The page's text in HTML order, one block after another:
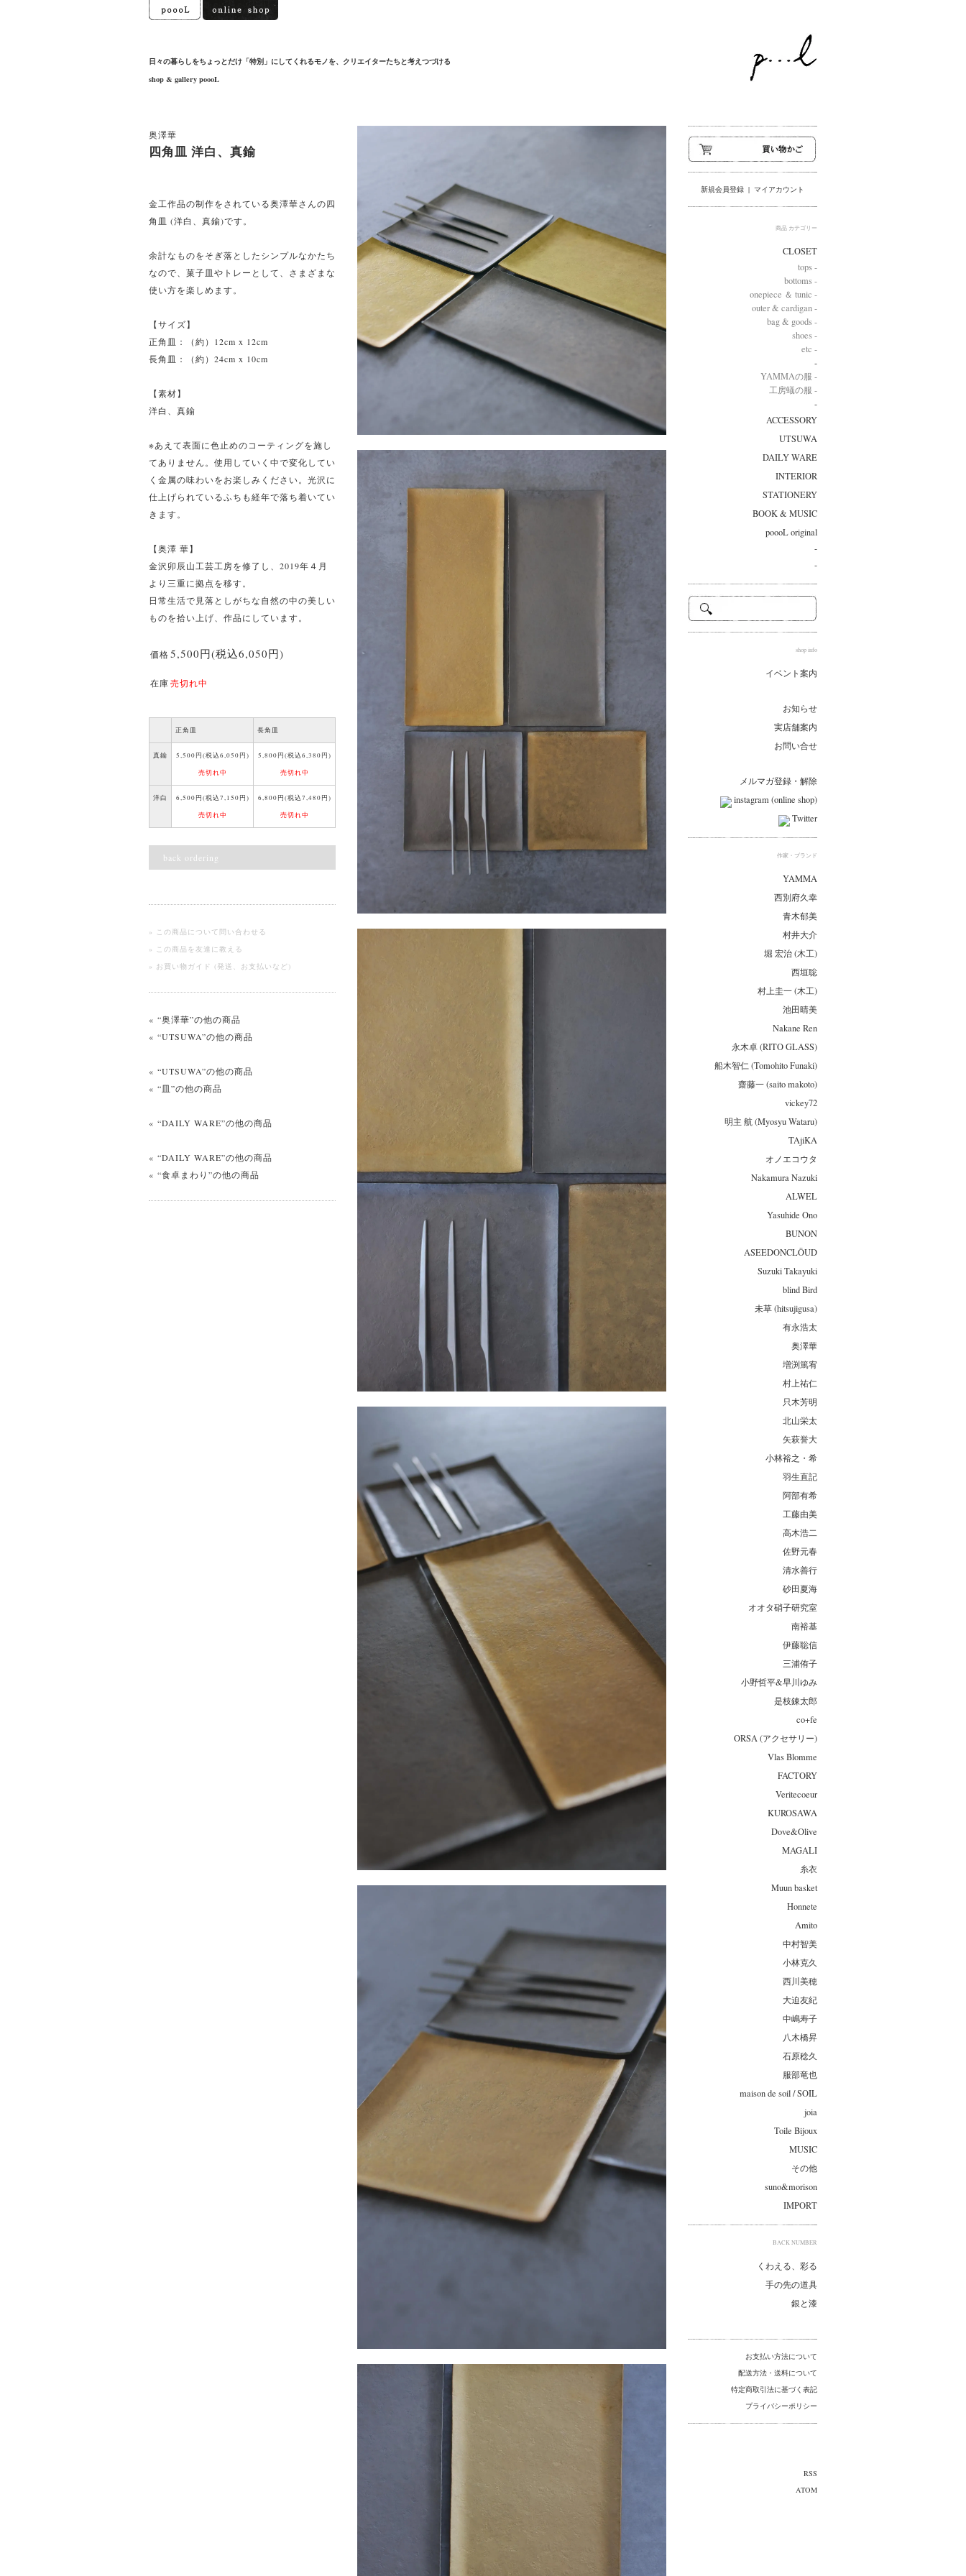
日々の暮らしをちょっとだけ「特別」にしてくれるモノを、クリエイターたちと考えつづける
shop & gallery poooL
奥澤華
四角皿 洋白、真鍮
金工作品の制作をされている奥澤華さんの四
角皿 (洋白、真鍮)です。
余計なものをそぎ落としたシンプルなかたち
なので、菓子皿やトレーとして、さまざまな
使い方を楽しめます。
【サイズ】
正角皿：（約）12cm x 12cm
長角皿：（約）24cm x 10cm
【素材】
洋白、真鍮
※あえて表面に色止めのコーティングを施し
てありません。使用していく中で変化してい
く金属の味わいをお楽しみください。光沢に
仕上げられているふちも経年で落ち着いてい
きます。
【奥澤 華】
金沢卯辰山工芸工房を修了し、2019年４月
より三重に拠点を移す。
日常生活で見落としがちな自然の中の美しい
ものを拾い上げ、作品にしています。
価格5,500円(税込6,050円)
在庫売切れ中
正角皿 長角皿
真鍮
5,500円(税込6,050円)
売切れ中
5,800円(税込6,380円)
売切れ中
洋白
6,500円(税込7,150円)
売切れ中
6,800円(税込7,480円)
売切れ中
back ordering
» この商品について問い合わせる
» この商品を友達に教える
» お買い物ガイド (発送、お支払いなど)
« “奥澤華”の他の商品
« “UTSUWA”の他の商品
« “UTSUWA”の他の商品
« “皿”の他の商品
« “DAILY WARE”の他の商品
« “DAILY WARE”の他の商品
« “食卓まわり”の他の商品
新規会員登録 | マイアカウント
商品 カテゴリー
CLOSET
tops -
bottoms -
onepiece ＆ tunic -
outer & cardigan -
bag & goods -
shoes -
etc -
-
YAMMAの服 -
工房蟻の服 -
-
ACCESSORY
UTSUWA
DAILY WARE
INTERIOR
STATIONERY
BOOK & MUSIC
poooL original
-
-
shop info
イベント案内
お知らせ
実店舗案内
お問い合せ
メルマガ登録・解除
instagram (online shop)
Twitter
作家・ブランド
YAMMA
西別府久幸
青木郁美
村井大介
堀 宏治 (木工)
西垣聡
村上圭一 (木工)
池田晴美
Nakane Ren
永木卓 (RITO GLASS)
船木智仁 (Tomohito Funaki)
齋藤一 (saito makoto)
vickey72
明主 航 (Myosyu Wataru)
TAjiKA
オノエコウタ
Nakamura Nazuki
ALWEL
Yasuhide Ono
BUNON
ASEEDONCLÖUD
Suzuki Takayuki
blind Bird
未草 (hitsujigusa)
有永浩太
奥澤華
増渕篤宥
村上祐仁
只木芳明
北山栄太
矢萩誉大
小林裕之・希
羽生直記
阿部有希
工藤由美
高木浩二
佐野元春
清水善行
砂田夏海
オオタ硝子研究室
南裕基
伊藤聡信
三浦侑子
小野哲平&早川ゆみ
是枝錬太郎
co+fe
ORSA (アクセサリー)
Vlas Blomme
FACTORY
Veritecoeur
KUROSAWA
Dove&Olive
MAGALI
糸衣
Muun basket
Honnete
Amito
中村智美
小林克久
西川美穂
大迫友紀
中嶋寿子
八木橋昇
石原稔久
服部竜也
maison de soil / SOIL
joia
Toile Bijoux
MUSIC
その他
suno&morison
IMPORT
BACK NUMBER
くわえる、彩る
手の先の道具
銀と漆
お支払い方法について
配送方法・送料について
特定商取引法に基づく表記
プライバシーポリシー
RSS
ATOM